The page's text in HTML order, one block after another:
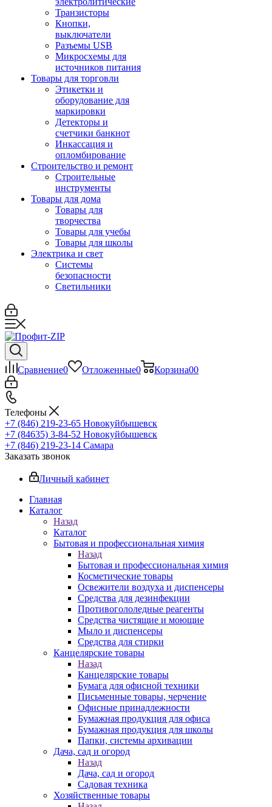
Транзисторы
Кнопки,
выключатели
Разъемы USB
Микросхемы для
источников питания
Товары для торговли
Этикетки и
оборудование для
маркировки
Детекторы и
счетчики банкнот
Инкассация и
опломбирование
Строительство и ремонт
Строительные
инструменты
Товары для дома
Товары для
творчества
Товары для учебы
Товары для школы
Электрика и свет
Системы
безопасности
Светильники
Сравнение0 Отложенные0 Корзина00
Телефоны
+7 (846) 219-23-65 Новокуйбышевск
+7 (84635) 3-84-52 Новокуйбышевск
+7 (846) 219-23-14 Самара
Заказать звонок
Личный кабинет
Главная
Каталог
Назад
Каталог
Бытовая и профессиональная химия
Назад
Бытовая и профессиональная химия
Косметические товары
Освежители воздуха и диспенсеры
Средства для дезинфекции
Противогололедные реагенты
Средства чистящие и моющие
Мыло и диспенсеры
Средства для стирки
Канцелярские товары
Назад
Канцелярские товары
Бумага для офисной техники
Письменные товары, черчение
Офисные принадлежности
Бумажная продукция для офиса
Бумажная продукция для школы
Папки, системы архивации
Дача, сад и огород
Назад
Дача, сад и огород
Садовая техника
Хозяйственные товары